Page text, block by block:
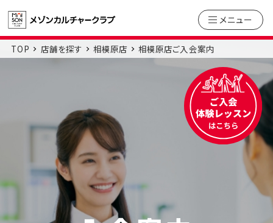
メニュー
TOP 店舗を探す 相模原店 相模原店ご入会案内